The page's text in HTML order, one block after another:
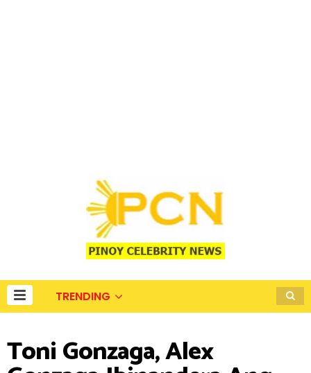
TRENDING
Toni Gonzaga, Alex